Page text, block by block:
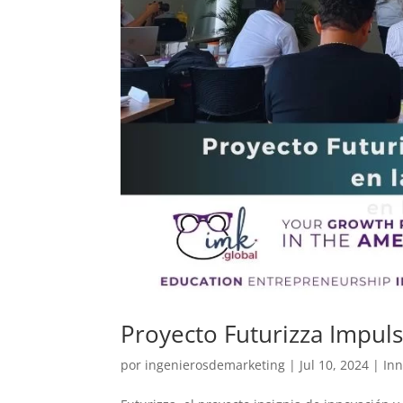
Proyecto Futurizza
por ingenierosdemarketing | Jul 10, 2024 |